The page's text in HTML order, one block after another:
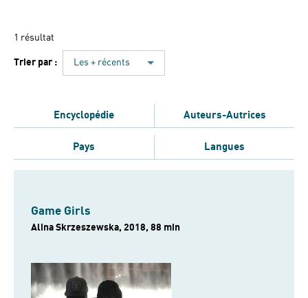
1 résultat
Trier par : Les + récents
Encyclopédie Auteurs-Autrices
Pays Langues
Game Girls
Alina Skrzeszewska, 2018, 88 min